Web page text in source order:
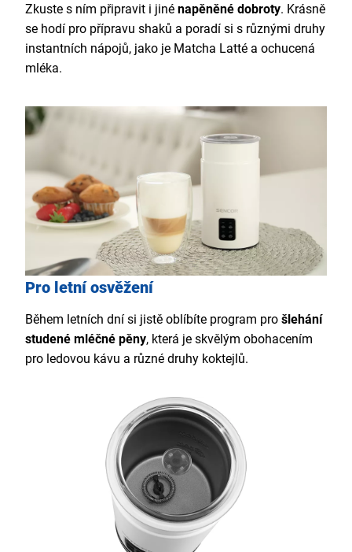
Zkuste s ním připravit i jiné napěněné dobroty. Krásně
se hodí pro přípravu shaků a poradí si s různými druhy
instantních nápojů, jako je Matcha Latté a ochucená
mléka.
Pro letní osvěžení
Během letních dní si jistě oblíbíte program pro šlehání
studené mléčné pěny, která je skvělým obohacením
pro ledovou kávu a různé druhy koktejlů.